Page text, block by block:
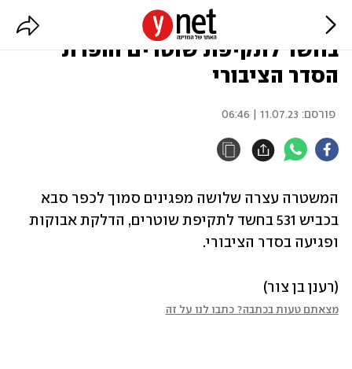
3 מפגינים נעצרו סמוך לכפר סבא
בחשד לתקיפת שוטרים והפרת
הסדר הציבורי
פורסם: 11.07.23 | 06:46
ופגיעה בסדר הציבורי.
(רענן בן צור)
מצאתם טעות בכתבה? כתבו לנו על זה